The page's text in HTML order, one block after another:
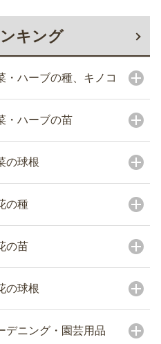
キング
・ハーブの種、キノコ
・ハーブの苗
の球根
の種
の苗
の球根
デニング・園芸用品